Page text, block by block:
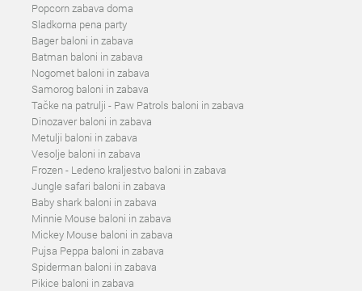
Popcorn zabava doma
Sladkorna pena party
Bager baloni in zabava
Batman baloni in zabava
Nogomet baloni in zabava
Samorog baloni in zabava
Tačke na patrulji - Paw Patrols baloni in zabava
Dinozaver baloni in zabava
Metulji baloni in zabava
Vesolje baloni in zabava
Frozen - Ledeno kraljestvo baloni in zabava
Jungle safari baloni in zabava
Baby shark baloni in zabava
Minnie Mouse baloni in zabava
Mickey Mouse baloni in zabava
Pujsa Peppa baloni in zabava
Spiderman baloni in zabava
Pikice baloni in zabava